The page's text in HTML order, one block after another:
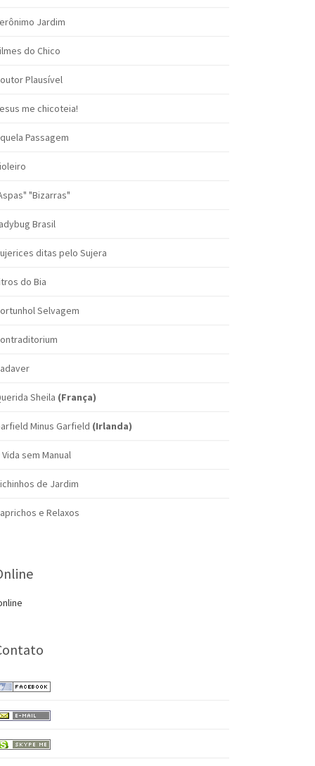
Jardim
do Chico
Plausível
me chicoteia!
Passagem
"Bizarras"
Brasil
ditas pelo Sujera
do Bia
Selvagem
Sheila (França)
Minus Garfield (Irlanda)
Vida sem Manual
de Jardim
e Relaxos